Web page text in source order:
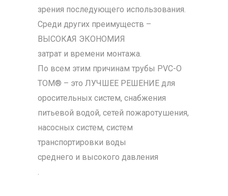
зрения последующего использования.
Среди других преимуществ –
ВЫСОКАЯ ЭКОНОМИЯ
затрат и времени монтажа.
По всем этим причинам трубы PVC-О
TOM® – это ЛУЧШЕЕ РЕШЕНИЕ для
оросительных систем, снабжения
питьевой водой, сетей пожаротушения,
насосных систем, систем
транспортировки воды
среднего и высокого давления
.